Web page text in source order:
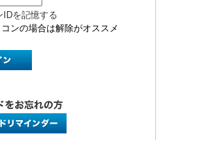
IDを記憶する
ンの場合は解除がオススメ